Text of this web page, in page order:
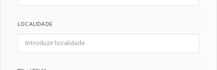
LOCALIDADE